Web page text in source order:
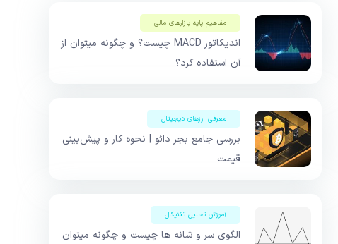
مفاهیم پایه بازار‌های مالی
اندیکاتور MACD چیست؟ و چگونه میتوان از
آن استفاده کرد؟
معرفی ارزهای دیجیتال
بررسی جامع بجر دائو | نحوه کار و پیش‌بینی
قیمت
آموزش تحلیل تکنیکال
الگوی سر و شانه ها چیست و چگونه میتوان